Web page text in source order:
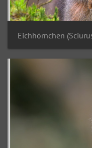
Eichhörnchen